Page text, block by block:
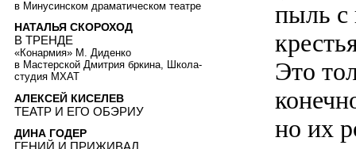
пыль с
Это
но их
в Минусинском драматическом театре
НАТАЛЬЯ СКОРОХОД
В ТРЕНДЕ
«Конармия» М. Диденко
в Мастерской Дмитрия бркина, Школа-
студия МХАТ
АЛЕКСЕЙ КИСЕЛЕВ
ТЕАТР И ЕГО ОБЭРИУ
ДИНА ГОДЕР